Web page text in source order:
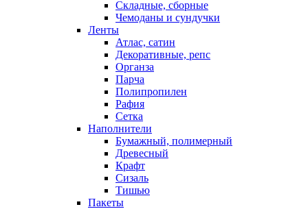
Складные, сборные
Чемоданы и сундучки
Ленты
Атлас, сатин
Декоративные, репс
Органза
Парча
Полипропилен
Рафия
Сетка
Наполнители
Бумажный, полимерный
Древесный
Крафт
Сизаль
Тишью
Пакеты